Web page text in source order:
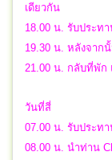
เดียวกัน
18.00 น. รับประท
19.30 น. หลังจาก
21.00 น. กลับที่พัก
วันที่สี่
07.00 น. รับประท
08.00 น. นำท่าน